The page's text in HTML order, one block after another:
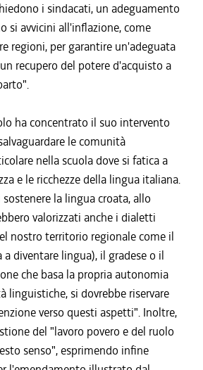
i sindacati, un adeguamento
si avvicini all'inflazione, come
regioni, per garantire un'adeguata
recupero del potere d'acquisto a
ha concentrato il suo intervento
le comunità
nella scuola dove si fatica a
e le ricchezze della lingua italiana.
sostenere la lingua croata, allo
valorizzati anche i dialetti
nostro territorio regionale come il
a diventare lingua), il gradese o il
che basa la propria autonomia
linguistiche, si dovrebbe riservare
verso questi aspetti". Inoltre,
del "lavoro povero e del ruolo
senso", esprimendo infine